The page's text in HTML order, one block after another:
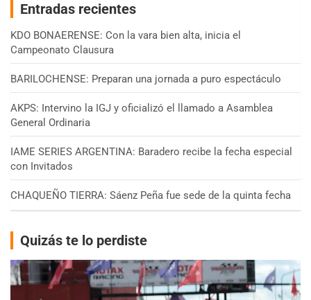
Entradas recientes
KDO BONAERENSE: Con la vara bien alta, inicia el
Campeonato Clausura
BARILOCHENSE: Preparan una jornada a puro espectáculo
AKPS: Intervino la IGJ y oficializó el llamado a Asamblea
General Ordinaria
IAME SERIES ARGENTINA: Baradero recibe la fecha especial
con Invitados
CHAQUEÑO TIERRA: Sáenz Peña fue sede de la quinta fecha
Quizás te lo perdiste